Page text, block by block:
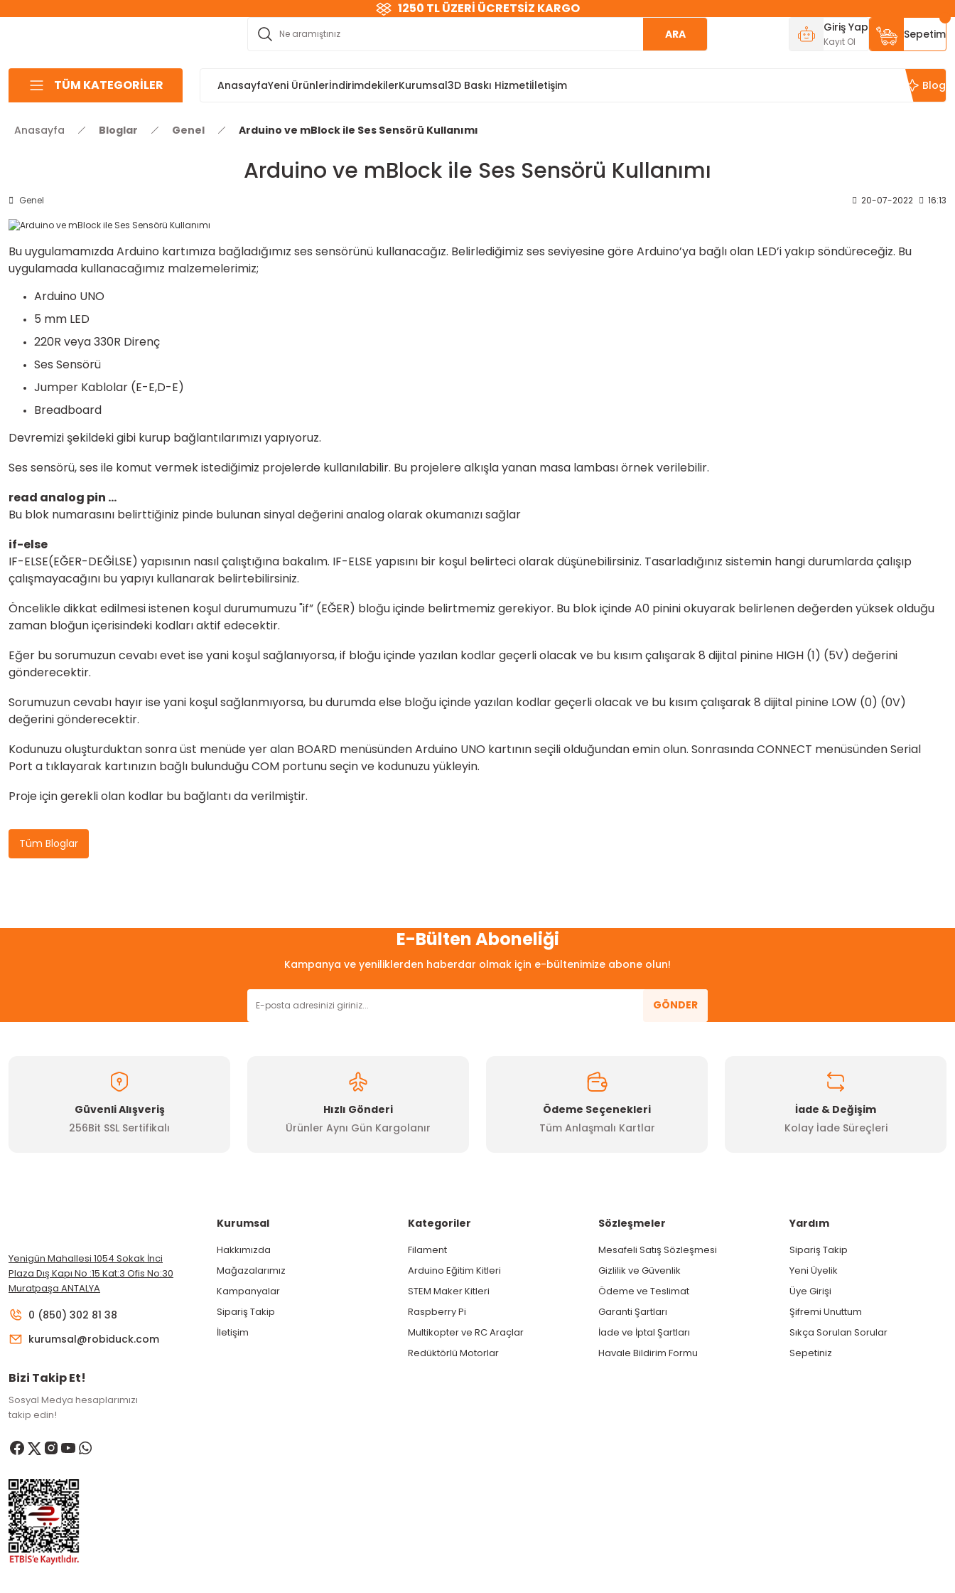
1250 TL ÜZERİ ÜCRETSİZ KARGO
ARA Giriş Yap
Kayıt Ol
Sepetim
TÜM KATEGORİLER AnasayfaYeni ÜrünlerİndirimdekilerKurumsal3D Baskı Hizmetiİletişim Blog
Anasayfa Bloglar Genel Arduino ve mBlock ile Ses Sensörü Kullanımı
Arduino ve mBlock ile Ses Sensörü Kullanımı
Genel 20-07-2022 16:13
Bu uygulamamızda Arduino kartımıza bağladığımız ses sensörünü kullanacağız. Belirlediğimiz ses seviyesine göre Arduino’ya bağlı olan LED’i yakıp söndüreceğiz. Bu
uygulamada kullanacağımız malzemelerimiz;
Arduino UNO
5 mm LED
220R veya 330R Direnç
Ses Sensörü
Jumper Kablolar (E-E,D-E)
Breadboard
Devremizi şekildeki gibi kurup bağlantılarımızı yapıyoruz.
Ses sensörü, ses ile komut vermek istediğimiz projelerde kullanılabilir. Bu projelere alkışla yanan masa lambası örnek verilebilir.
read analog pin ...
Bu blok numarasını belirttiğiniz pinde bulunan sinyal değerini analog olarak okumanızı sağlar
if-else
IF-ELSE(EĞER-DEĞİLSE) yapısının nasıl çalıştığına bakalım. IF-ELSE yapısını bir koşul belirteci olarak düşünebilirsiniz. Tasarladığınız sistemin hangi durumlarda çalışıp
çalışmayacağını bu yapıyı kullanarak belirtebilirsiniz.
Öncelikle dikkat edilmesi istenen koşul durumumuzu "if” (EĞER) bloğu içinde belirtmemiz gerekiyor. Bu blok içinde A0 pinini okuyarak belirlenen değerden yüksek olduğu
zaman bloğun içerisindeki kodları aktif edecektir.
Eğer bu sorumuzun cevabı evet ise yani koşul sağlanıyorsa, if bloğu içinde yazılan kodlar geçerli olacak ve bu kısım çalışarak 8 dijital pinine HIGH (1) (5V) değerini
gönderecektir.
Sorumuzun cevabı hayır ise yani koşul sağlanmıyorsa, bu durumda else bloğu içinde yazılan kodlar geçerli olacak ve bu kısım çalışarak 8 dijital pinine LOW (0) (0V)
değerini gönderecektir.
Kodunuzu oluşturduktan sonra üst menüde yer alan BOARD menüsünden Arduino UNO kartının seçili olduğundan emin olun. Sonrasında CONNECT menüsünden Serial
Port a tıklayarak kartınızın bağlı bulunduğu COM portunu seçin ve kodunuzu yükleyin.
Proje için gerekli olan kodlar bu bağlantı daverilmiştir.
Tüm Bloglar
E-Bülten Aboneliği
Kampanya ve yeniliklerden haberdar olmak için e-bültenimize abone olun!
GÖNDER
Güvenli Alışveriş
256Bit SSL Sertifikalı
Hızlı Gönderi
Ürünler Aynı Gün Kargolanır
Ödeme Seçenekleri
Tüm Anlaşmalı Kartlar
İade & Değişim
Kolay İade Süreçleri
Yenigün Mahallesi 1054 Sokak İnci
Plaza Dış Kapı No :15 Kat:3 Ofis No:30
Muratpaşa ANTALYA
0 (850) 302 81 38
kurumsal@robiduck.com
Bizi Takip Et!
Sosyal Medya hesaplarımızı
takip edin!
Kurumsal
Hakkımızda
Mağazalarımız
Kampanyalar
Sipariş Takip
İletişim
Kategoriler
Filament
Arduino Eğitim Kitleri
STEM Maker Kitleri
Raspberry Pi
Multikopter ve RC Araçlar
Redüktörlü Motorlar
Sözleşmeler
Mesafeli Satış Sözleşmesi
Gizlilik ve Güvenlik
Ödeme ve Teslimat
Garanti Şartları
İade ve İptal Şartları
Havale Bildirim Formu
Yardım
Sipariş Takip
Yeni Üyelik
Üye Girişi
Şifremi Unuttum
Sıkça Sorulan Sorular
Sepetiniz